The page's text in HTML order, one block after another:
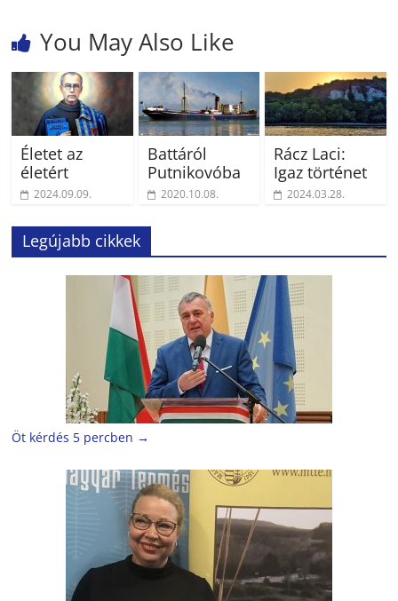
You May Also Like
Életet az
életért
2024.09.09.
Battáról
Putnikovóba
2020.10.08.
Rácz Laci:
Igaz történet
2024.03.28.
Legújabb cikkek
Öt kérdés 5 percben →